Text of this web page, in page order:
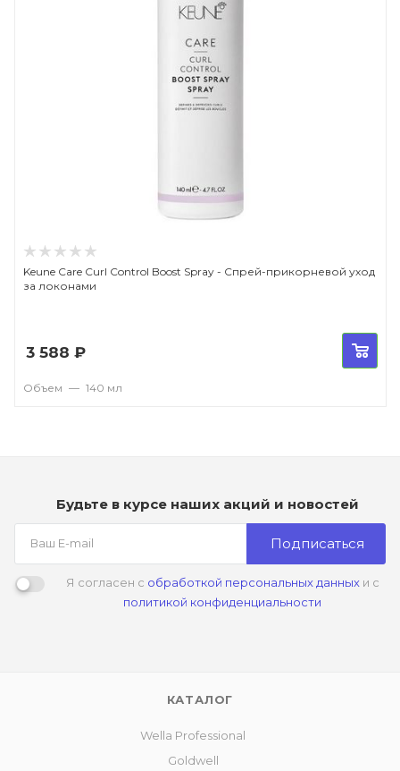
Keune Care Curl Control Boost Spray - Спрей-прикорневой уход
за локонами
3 588 ₽
Объем — 140 мл
Будьте в курсе наших акций и новостей
Подписаться
Я согласен с обработкой персональных данныхи с
политикой конфиденциальности
КАТАЛОГ
Wella Professional
Goldwell